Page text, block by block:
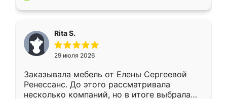
каких-либо доработок. Качеством осталась
довольна, все выглядит так, как и ожидала.
Rita S.
29 июля 2026
Заказывала мебель от Елены Сергеевой
Ренессанс. До этого рассматривала
несколько компаний, но в итоге выбрала